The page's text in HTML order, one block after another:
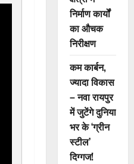
निर्माण कार्यों
का औचक
निरीक्षण
कम कार्बन,
ज्यादा विकास
– नवा रायपुर
में जुटेंगे दुनिया
भर के ‘ग्रीन
स्टील’
दिग्गज!